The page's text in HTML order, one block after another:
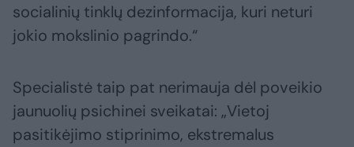
socialinių tinklų dezinformacija, kuri neturi
jokio mokslinio pagrindo.“
Specialistė taip pat nerimauja dėl poveikio
jaunuolių psichinei sveikatai: „Vietoj
pasitikėjimo stiprinimo, ekstremalus